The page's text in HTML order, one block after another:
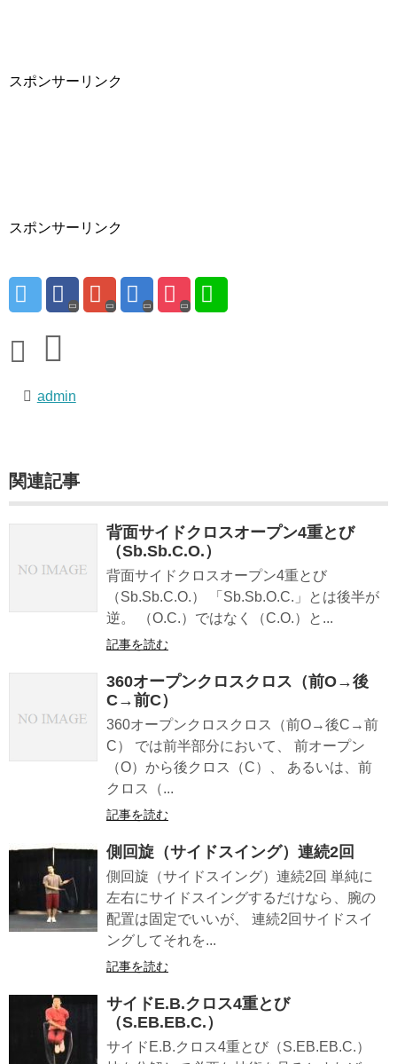
スポンサーリンク
スポンサーリンク
admin
関連記事
背面サイドクロスオープン4重とび
（Sb.Sb.C.O.）
背面サイドクロスオープン4重とび
（Sb.Sb.C.O.） 「Sb.Sb.O.C.」とは後半が
逆。 （O.C.）ではなく（C.O.）と...
記事を読む
360オープンクロスクロス（前O→後
C→前C）
360オープンクロスクロス（前O→後C→前
C） では前半部分において、 前オープン
（O）から後クロス（C）、 あるいは、前
クロス（...
記事を読む
側回旋（サイドスイング）連続2回
側回旋（サイドスイング）連続2回 単純に
左右にサイドスイングするだけなら、腕の
配置は固定でいいが、 連続2回サイドスイ
ングしてそれを...
記事を読む
サイドE.B.クロス4重とび
（S.EB.EB.C.）
サイドE.B.クロス4重とび（S.EB.EB.C.）